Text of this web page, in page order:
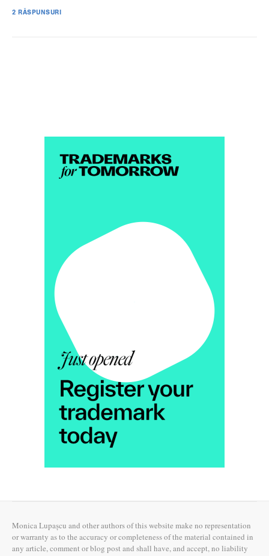
2 RĂSPUNSURI
Monica Lupașcu and other authors of this website make no representation
or warranty as to the accuracy or completeness of the material contained in
any article, comment or blog post and shall have, and accept, no liability